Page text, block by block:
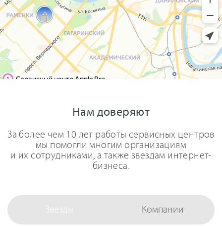
Нам доверяют
За более чем 10 лет работы сервисных центров
мы помогли многим организациям
и их сотрудниками, а также звездам интернет-
бизнеса.
Звезды Компании